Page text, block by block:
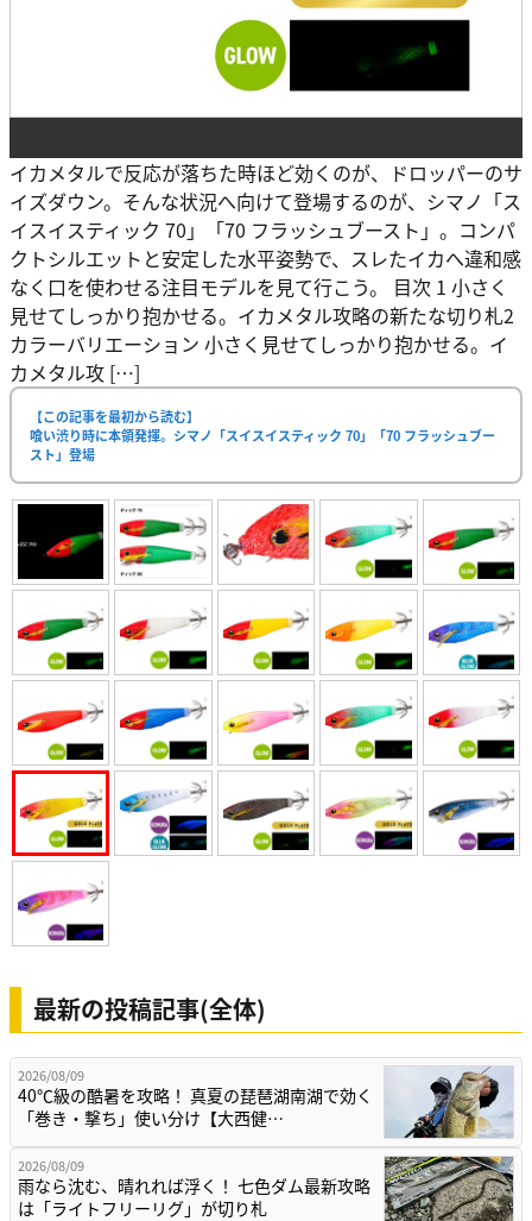
イカメタルで反応が落ちた時ほど効くのが、ドロッパーのサ
イズダウン。そんな状況へ向けて登場するのが、シマノ「ス
イスイスティック 70」「70 フラッシュブースト」。コンパ
クトシルエットと安定した水平姿勢で、スレたイカへ違和感
なく口を使わせる注目モデルを見て行こう。 目次 1 小さく
見せてしっかり抱かせる。イカメタル攻略の新たな切り札2
カラーバリエーション 小さく見せてしっかり抱かせる。イ
カメタル攻 […]
【この記事を最初から読む】
喰い渋り時に本領発揮。シマノ「スイスイスティック 70」「70 フラッシュブー
スト」登場
最新の投稿記事(全体)
2026/08/09
40℃級の酷暑を攻略！ 真夏の琵琶湖南湖で効く
「巻き・撃ち」使い分け【大西健…
2026/08/09
雨なら沈む、晴れれば浮く！ 七色ダム最新攻略
は「ライトフリーリグ」が切り札